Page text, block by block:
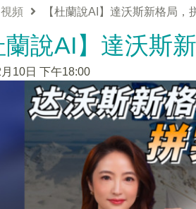
視頻 【杜蘭說AI】達沃斯新格局，
蘭說AI】達沃斯
10日 下午18:00